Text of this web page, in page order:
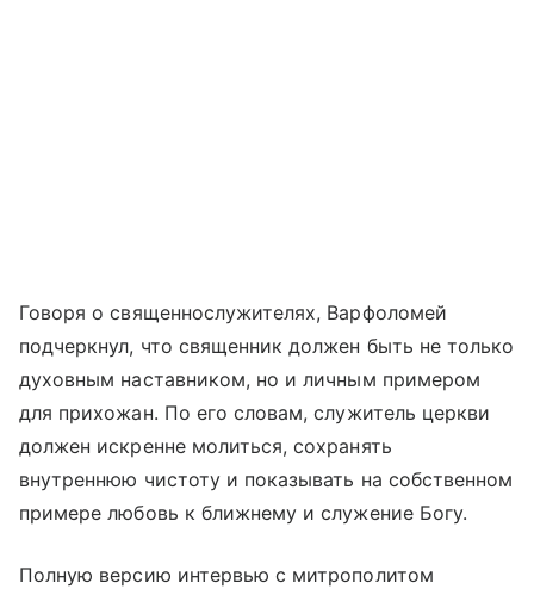
Говоря о священнослужителях, Варфоломей
подчеркнул, что священник должен быть не только
духовным наставником, но и личным примером
для прихожан. По его словам, служитель церкви
должен искренне молиться, сохранять
внутреннюю чистоту и показывать на собственном
примере любовь к ближнему и служение Богу.
Полную версию интервью с митрополитом